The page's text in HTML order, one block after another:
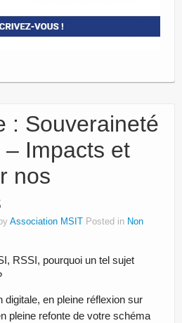
: Souveraineté
Impacts et
nos
by Association MSIT Posted in Non
RSSI, pourquoi un tel sujet
digitale, en pleine réflexion sur
pleine refonte de votre schéma